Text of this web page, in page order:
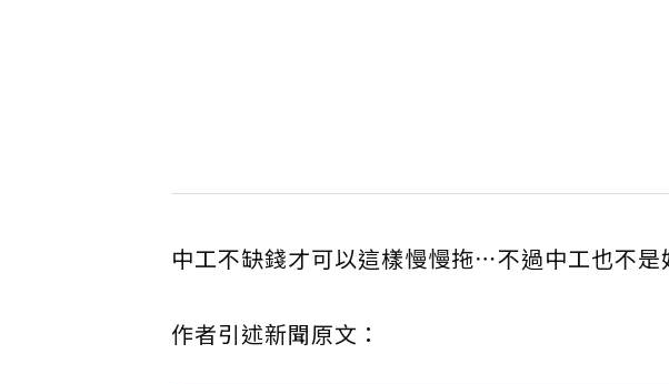
中工不缺錢才可以這樣慢慢拖⋯不過中工也不是
作者引述新聞原文：